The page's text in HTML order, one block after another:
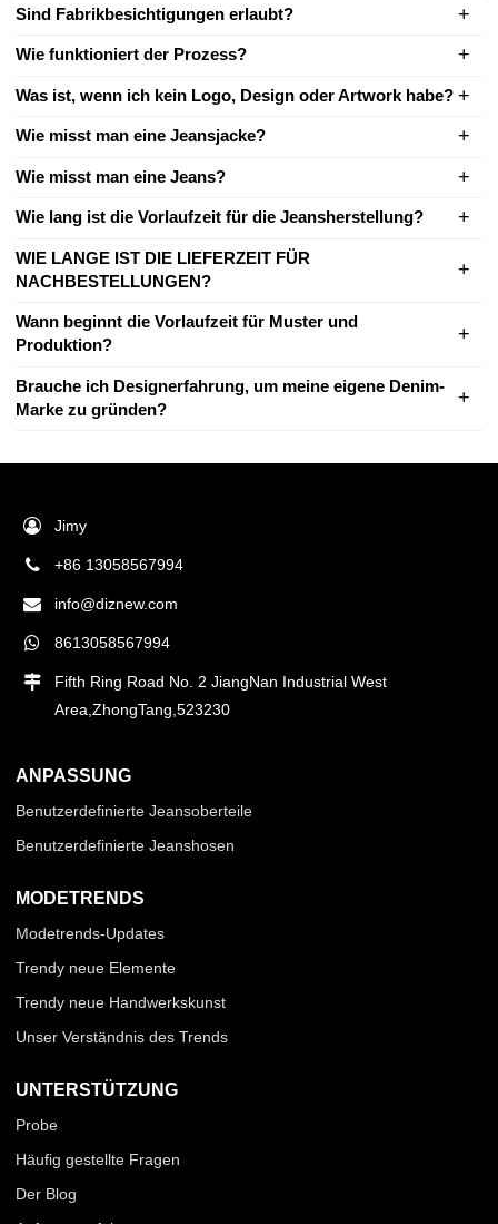
Sind Fabrikbesichtigungen erlaubt?
Wie funktioniert der Prozess?
Was ist, wenn ich kein Logo, Design oder Artwork habe?
Wie misst man eine Jeansjacke?
Wie misst man eine Jeans?
Wie lang ist die Vorlaufzeit für die Jeansherstellung?
WIE LANGE IST DIE LIEFERZEIT FÜR
NACHBESTELLUNGEN?
Wann beginnt die Vorlaufzeit für Muster und
Produktion?
Brauche ich Designerfahrung, um meine eigene Denim-
Marke zu gründen?
Jimy
+86 13058567994
info@diznew.com
8613058567994
Fifth Ring Road No. 2 JiangNan Industrial West
Area,ZhongTang,523230
ANPASSUNG
Benutzerdefinierte Jeansoberteile
Benutzerdefinierte Jeanshosen
MODETRENDS
Modetrends-Updates
Trendy neue Elemente
Trendy neue Handwerkskunst
Unser Verständnis des Trends
UNTERSTÜTZUNG
Probe
Häufig gestellte Fragen
Der Blog